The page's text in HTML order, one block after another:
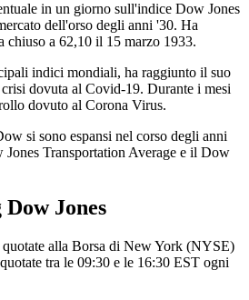
in un giorno sull'indice Dow Jones
dell'orso degli anni '30. Ha
chiuso a 62,10 il 15 marzo 1933.
indici mondiali, ha raggiunto il suo
dovuta al Covid-19. Durante i mesi
dovuto al Corona Virus.
si sono espansi nel corso degli anni
Transportation Average e il Dow
Jones
alla Borsa di New York (NYSE)
tra le 09:30 e le 16:30 EST ogni